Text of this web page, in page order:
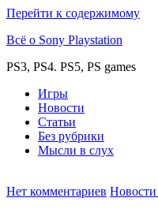
Перейти к содержимому
Всё о Sony Playstation
PS3, PS4. PS5, PS games
Игры
Новости
Статьи
Без рубрики
Мысли в слух
Нет комментариев Новости